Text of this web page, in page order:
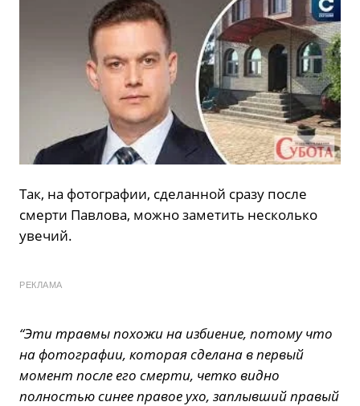
Так, на фотографии, сделанной сразу после
смерти Павлова, можно заметить несколько
увечий.
РЕКЛАМА
“Эти травмы похожи на избиение, потому что
на фотографии, которая сделана в первый
момент после его смерти, четко видно
полностью синее правое ухо, заплывший правый